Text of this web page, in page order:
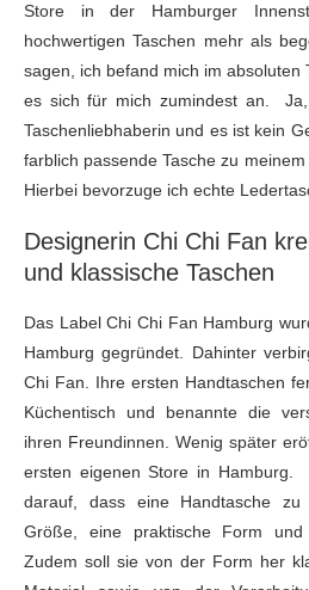
Store in der Hamburger
hochwertigen Taschen mehr als
sagen, ich befand mich im absoluten
es sich für mich zumindest an.
Taschenliebhaberin und es ist kein
farblich passende Tasche zu
Hierbei bevorzuge ich echte
Designerin Chi Chi Fan
und klassische Taschen
Das Label Chi Chi Fan Hamburg
Hamburg gegründet. Dahinter
Chi Fan. Ihre ersten Handtaschen
Küchentisch und benannte die
ihren Freundinnen. Wenig später
ersten eigenen Store in Hamburg.
darauf, dass eine Handtasche
Größe, eine praktische Form
Zudem soll sie von der Form her